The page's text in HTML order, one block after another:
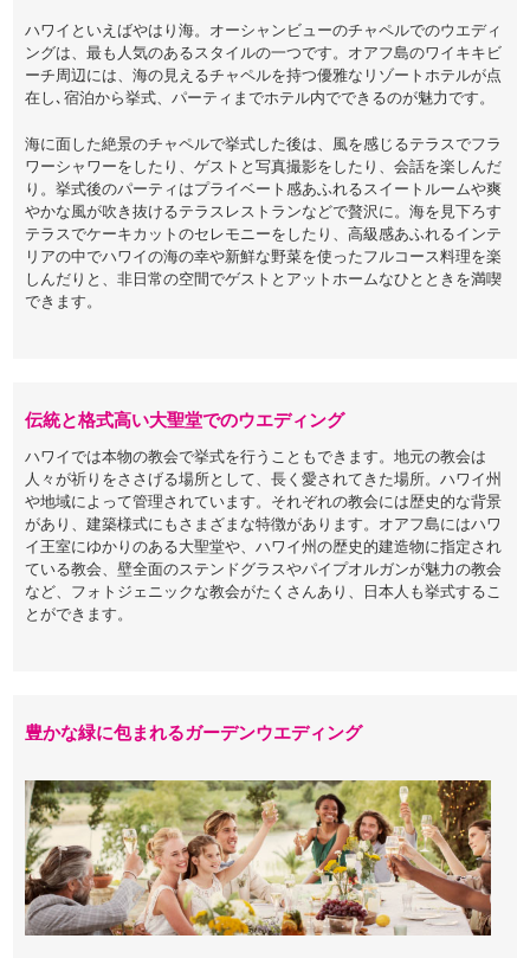
ハワイといえばやはり海。オーシャンビューのチャペルでのウエディ
ングは、最も人気のあるスタイルの一つです。オアフ島のワイキキビ
ーチ周辺には、海の見えるチャペルを持つ優雅なリゾートホテルが点
在し､宿泊から挙式、パーティまでホテル内でできるのが魅力です。
海に面した絶景のチャペルで挙式した後は、風を感じるテラスでフラ
ワーシャワーをしたり、ゲストと写真撮影をしたり、会話を楽しんだ
り。挙式後のパーティはプライベート感あふれるスイートルームや爽
やかな風が吹き抜けるテラスレストランなどで贅沢に。海を見下ろす
テラスでケーキカットのセレモニーをしたり、高級感あふれるインテ
リアの中でハワイの海の幸や新鮮な野菜を使ったフルコース料理を楽
しんだりと、非日常の空間でゲストとアットホームなひとときを満喫
できます。
伝統と格式高い大聖堂でのウエディング
ハワイでは本物の教会で挙式を行うこともできます。地元の教会は
人々が祈りをささげる場所として、長く愛されてきた場所。ハワイ州
や地域によって管理されています。それぞれの教会には歴史的な背景
があり、建築様式にもさまざまな特徴があります。オアフ島にはハワ
イ王室にゆかりのある大聖堂や、ハワイ州の歴史的建造物に指定され
ている教会、壁全面のステンドグラスやパイプオルガンが魅力の教会
など、フォトジェニックな教会がたくさんあり、日本人も挙式するこ
とができます。
豊かな緑に包まれるガーデンウエディング